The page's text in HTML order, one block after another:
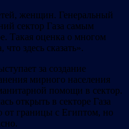
женщин. Генеральный
сектор Газа самым
Такая оценка о многом
, что здесь сказать».
за создание
мирного населения
помощи в сектор.
открыть в секторе Газа
от границы с Египтом, но